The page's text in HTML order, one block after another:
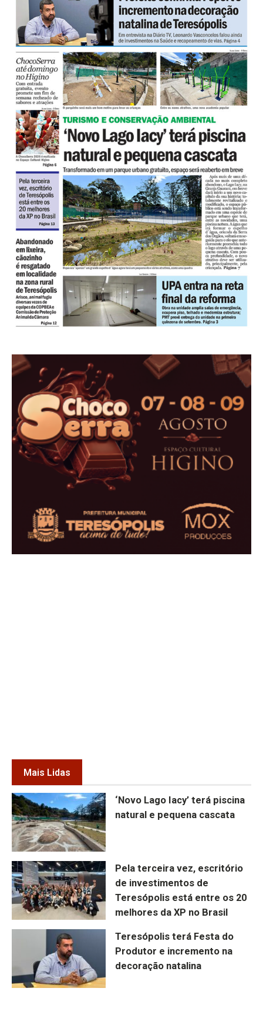
Mais Lidas
‘Novo Lago Iacy’ terá piscina
natural e pequena cascata
Pela terceira vez, escritório
de investimentos de
Teresópolis está entre os 20
melhores da XP no Brasil
Teresópolis terá Festa do
Produtor e incremento na
decoração natalina